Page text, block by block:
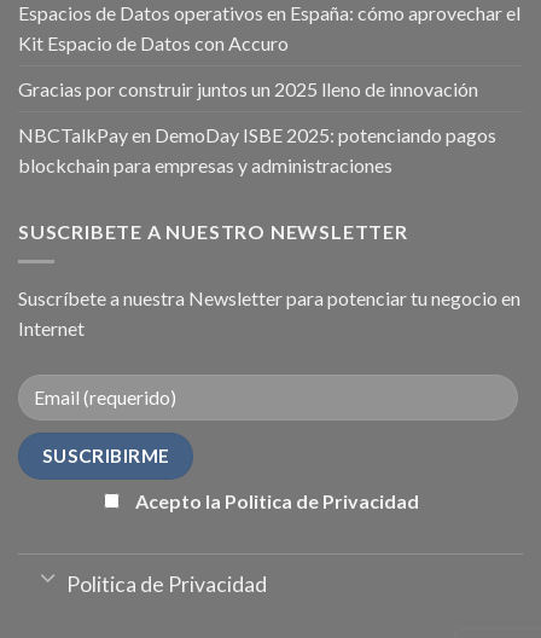
Espacios de Datos operativos en España: cómo aprovechar el
Kit Espacio de Datos con Accuro
Gracias por construir juntos un 2025 lleno de innovación
NBCTalkPay en DemoDay ISBE 2025: potenciando pagos
blockchain para empresas y administraciones
SUSCRIBETE A NUESTRO NEWSLETTER
Suscríbete a nuestra Newsletter para potenciar tu negocio en
Internet
Acepto la Politica de Privacidad
Politica de Privacidad